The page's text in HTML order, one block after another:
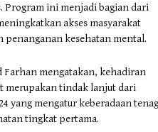
Program ini menjadi bagian dari
akses masyarakat
kesehatan mental.
Farhan mengatakan, kehadiran
merupakan tindak lanjut dari
yang mengatur keberadaan
tingkat pertama.